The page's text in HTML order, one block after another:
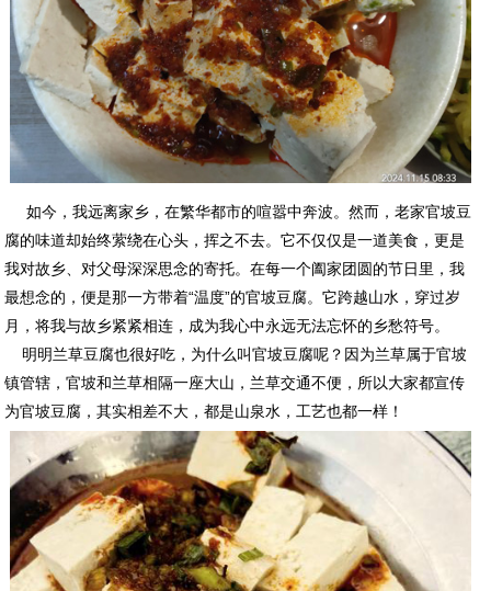
如今，我远离家乡，在繁华都市的喧嚣中奔波。然而，老家官坡豆
腐的味道却始终萦绕在心头，挥之不去。它不仅仅是一道美食，更是
我对故乡、对父母深深思念的寄托。在每一个阖家团圆的节日里，我
最想念的，便是那一方带着“温度”的官坡豆腐。它跨越山水，穿过岁
月，将我与故乡紧紧相连，成为我心中永远无法忘怀的乡愁符号。
明明兰草豆腐也很好吃，为什么叫官坡豆腐呢？因为兰草属于官坡
镇管辖，官坡和兰草相隔一座大山，兰草交通不便，所以大家都宣传
为官坡豆腐，其实相差不大，都是山泉水，工艺也都一样！